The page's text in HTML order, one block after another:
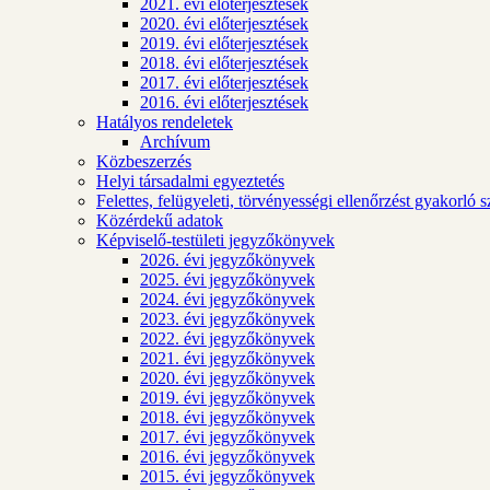
2021. évi előterjesztések
2020. évi előterjesztések
2019. évi előterjesztések
2018. évi előterjesztések
2017. évi előterjesztések
2016. évi előterjesztések
Hatályos rendeletek
Archívum
Közbeszerzés
Helyi társadalmi egyeztetés
Felettes, felügyeleti, törvényességi ellenőrzést gyakorló
Közérdekű adatok
Képviselő-testületi jegyzőkönyvek
2026. évi jegyzőkönyvek
2025. évi jegyzőkönyvek
2024. évi jegyzőkönyvek
2023. évi jegyzőkönyvek
2022. évi jegyzőkönyvek
2021. évi jegyzőkönyvek
2020. évi jegyzőkönyvek
2019. évi jegyzőkönyvek
2018. évi jegyzőkönyvek
2017. évi jegyzőkönyvek
2016. évi jegyzőkönyvek
2015. évi jegyzőkönyvek